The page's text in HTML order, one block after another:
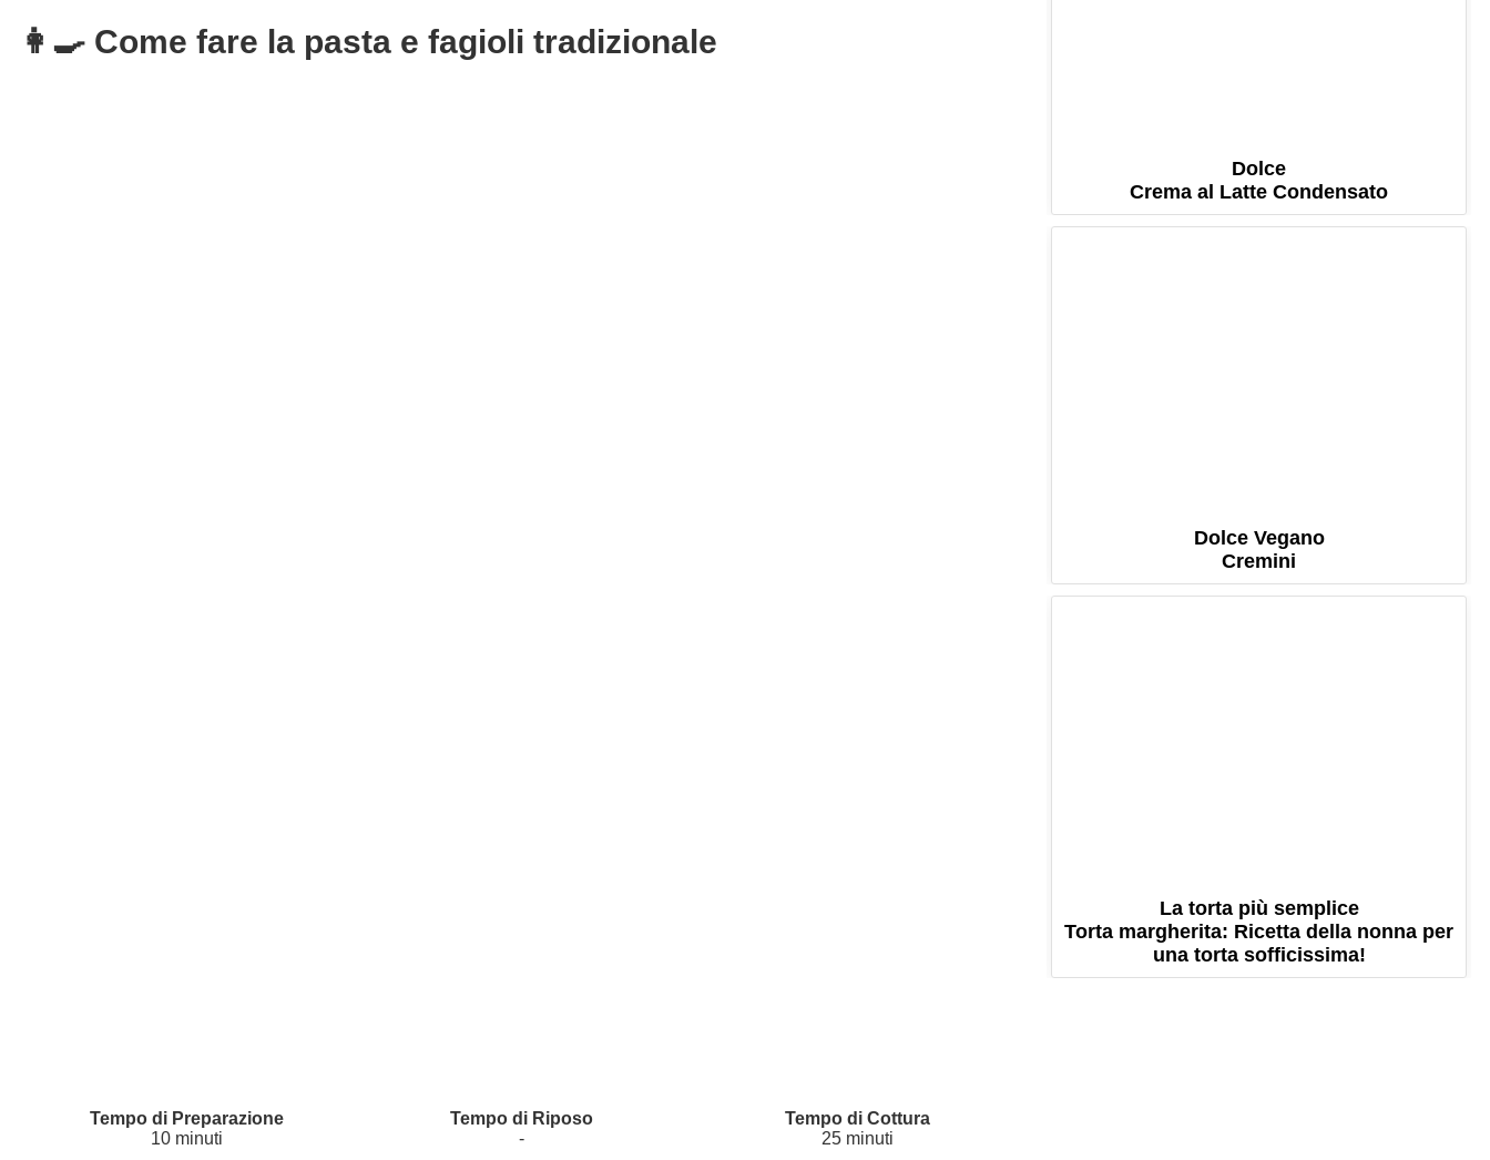
👩‍🍳 Come fare la pasta e fagioli tradizionale
10 minuti - 25 minuti
Dolce
Crema al Latte Condensato
Dolce Vegano
Cremini
La torta più semplice
Torta margherita: Ricetta della nonna per
una torta sofficissima!